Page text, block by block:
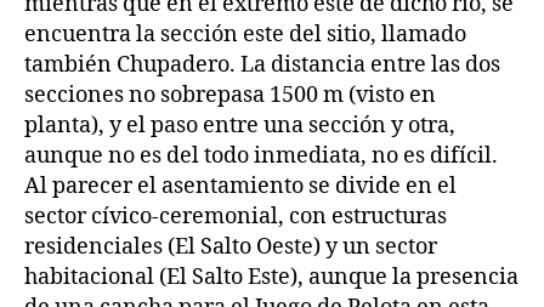
encuentra la sección este del sitio, llamado
también Chupadero. La distancia entre las dos
secciones no sobrepasa 1500 m (visto en
planta), y el paso entre una sección y otra,
aunque no es del todo inmediata, no es difícil.
Al parecer el asentamiento se divide en el
sector cívico-ceremonial, con estructuras
residenciales (El Salto Oeste) y un sector
habitacional (El Salto Este), aunque la presencia